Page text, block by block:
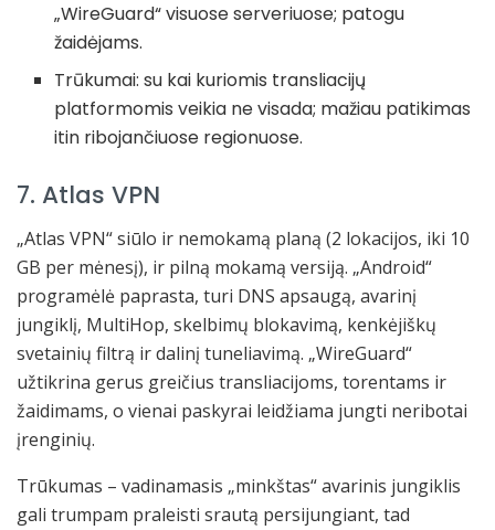
„WireGuard“ visuose serveriuose; patogu
žaidėjams.
Trūkumai: su kai kuriomis transliacijų
platformomis veikia ne visada; mažiau patikimas
itin ribojančiuose regionuose.
7. Atlas VPN
„Atlas VPN“ siūlo ir nemokamą planą (2 lokacijos, iki 10
GB per mėnesį), ir pilną mokamą versiją. „Android“
programėlė paprasta, turi DNS apsaugą, avarinį
jungiklį, MultiHop, skelbimų blokavimą, kenkėjiškų
svetainių filtrą ir dalinį tuneliavimą. „WireGuard“
užtikrina gerus greičius transliacijoms, torentams ir
žaidimams, o vienai paskyrai leidžiama jungti neribotai
įrenginių.
Trūkumas – vadinamasis „minkštas“ avarinis jungiklis
gali trumpam praleisti srautą persijungiant, tad